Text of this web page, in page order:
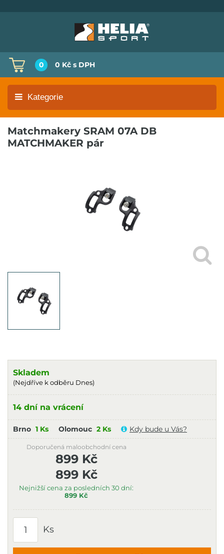
0 0 Kč s DPH
Kategorie
Matchmakery SRAM 07A DB
MATCHMAKER pár
Skladem
(Nejdříve k odběru Dnes)
14 dní na vrácení
Brno 1 Ks Olomouc 2 Ks Kdy bude u Vás?
899 Kč
Nejnižší cena za posledních 30 dní:
899 Kč
Doporučená maloobchodní cena
899 Kč
Ks